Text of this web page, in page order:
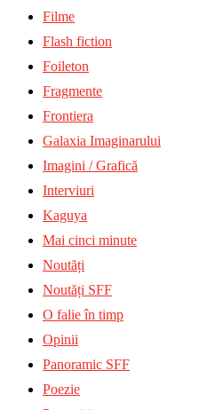
Filme
Flash fiction
Foileton
Fragmente
Frontiera
Galaxia Imaginarului
Imagini / Grafică
Interviuri
Kaguya
Mai cinci minute
Noutăți
Noutăți SFF
O falie în timp
Opinii
Panoramic SFF
Poezie